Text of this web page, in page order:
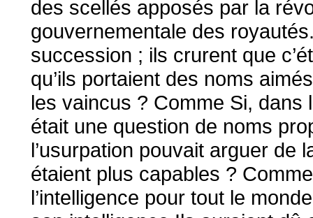
des scellés apposés par la
gouvernementale des
succession ; ils crurent que
qu’ils portaient des noms
les vaincus ? Comme Si,
était une question de noms
l’usurpation pouvait arguer de
étaient plus capables ?
l’intelligence pour tout le